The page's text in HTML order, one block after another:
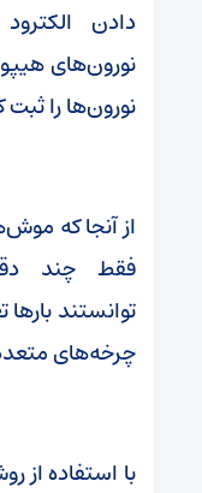
دادن
نورون‌های
نورون‌ها را ثبت
از آنجا که
فقط چند
توانستند
چرخه‌های
با استفاده از